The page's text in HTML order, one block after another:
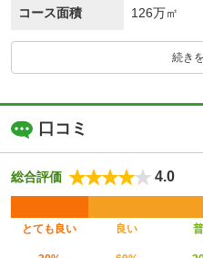
コース面積 126万㎡
続き
口コミ
総合評価 4.0
とても良い 良い